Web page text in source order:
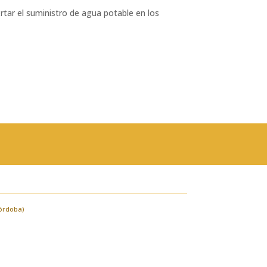
el suministro de agua potable en los